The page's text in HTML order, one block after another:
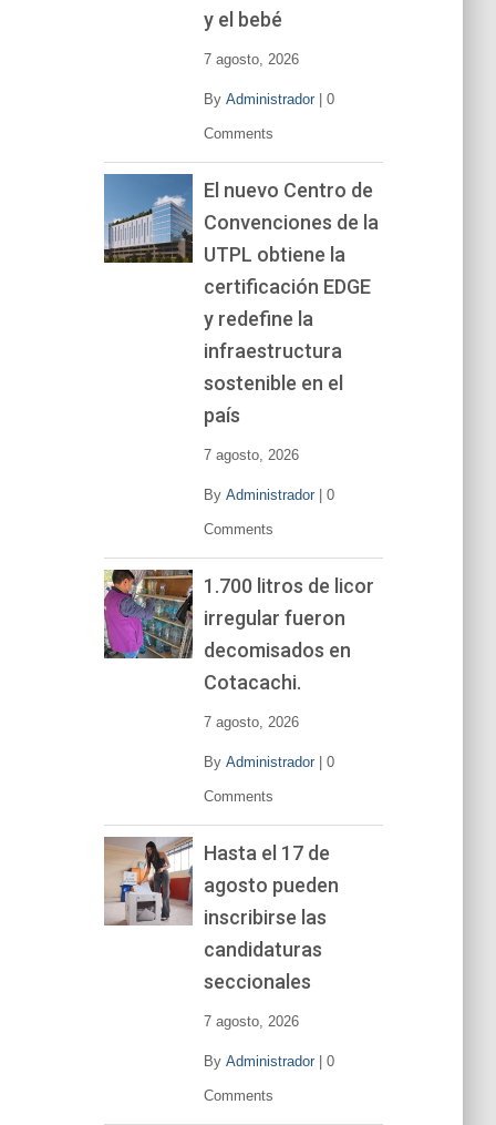
y el bebé
7 agosto, 2026
By Administrador| 0
Comments
El nuevo Centro de
Convenciones de la
UTPL obtiene la
certificación EDGE
y redefine la
infraestructura
sostenible en el
país
7 agosto, 2026
By Administrador| 0
Comments
1.700 litros de licor
irregular fueron
decomisados en
Cotacachi.
7 agosto, 2026
By Administrador| 0
Comments
Hasta el 17 de
agosto pueden
inscribirse las
candidaturas
seccionales
7 agosto, 2026
By Administrador| 0
Comments